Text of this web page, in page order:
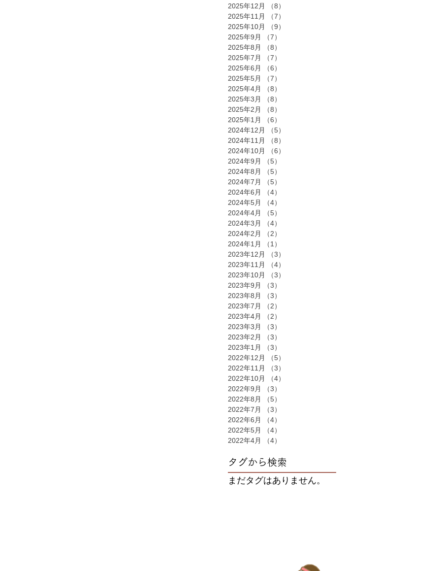
2025年12月
（8）
2025年11月
（7）
2025年10月
（9）
2025年9月
（7）
2025年8月
（8）
2025年7月
（7）
2025年6月
（6）
2025年5月
（7）
2025年4月
（8）
2025年3月
（8）
2025年2月
（8）
2025年1月
（6）
2024年12月
（5）
2024年11月
（8）
2024年10月
（6）
2024年9月
（5）
2024年8月
（5）
2024年7月
（5）
2024年6月
（4）
2024年5月
（4）
2024年4月
（5）
2024年3月
（4）
2024年2月
（2）
2024年1月
（1）
2023年12月
（3）
2023年11月
（4）
2023年10月
（3）
2023年9月
（3）
2023年8月
（3）
2023年7月
（2）
2023年4月
（2）
2023年3月
（3）
2023年2月
（3）
2023年1月
（3）
2022年12月
（5）
2022年11月
（3）
2022年10月
（4）
2022年9月
（3）
2022年8月
（5）
2022年7月
（3）
2022年6月
（4）
2022年5月
（4）
2022年4月
（4）
タグから検索
まだタグはありません。